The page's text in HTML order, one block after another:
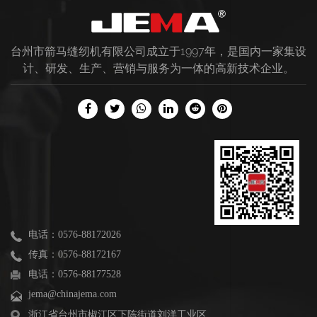
台州市箭马缝纫机有限公司成立于1997年，是国内一家集设
计、研发、生产、营销与服务为一体的高新技术企业。
电话：0576-88172026
传真：0576-88172167
电话：0576-88177528
jema@chinajema.com
浙江省台州市椒江区下陈街道刘洋工业区